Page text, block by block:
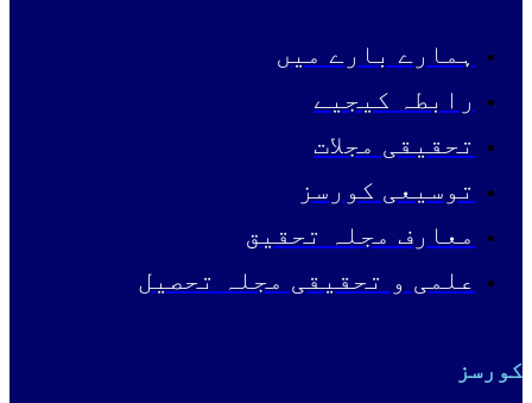
ہمارے بارے میں
رابطہ کیجیے
تحقیقی مجلات
توسیعی کورسز
معارف مجلہ تحقیق
علمی و تحقیقی مجلہ تحصیل
کورسز